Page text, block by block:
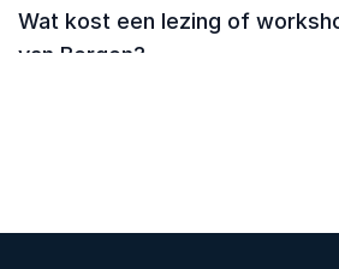
Wat kost een lezing of
van Bergen?